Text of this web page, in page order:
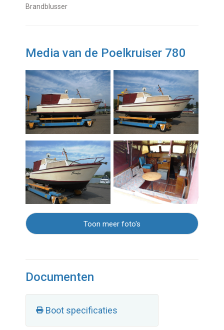
Brandblusser
Media van de Poelkruiser 780
Toon meer foto's
Documenten
Boot specificaties